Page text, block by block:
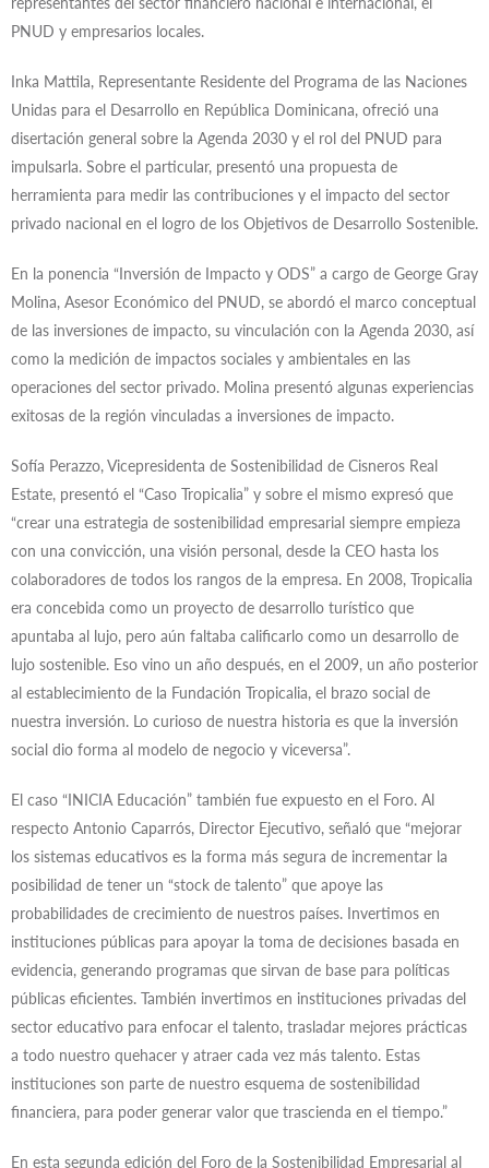
PNUD y empresarios locales.
Inka Mattila, Representante Residente del Programa de las Naciones
Unidas para el Desarrollo en República Dominicana, ofreció una
disertación general sobre la Agenda 2030 y el rol del PNUD para
impulsarla. Sobre el particular, presentó una propuesta de
herramienta para medir las contribuciones y el impacto del sector
privado nacional en el logro de los Objetivos de Desarrollo Sostenible.
En la ponencia “Inversión de Impacto y ODS” a cargo de George Gray
Molina, Asesor Económico del PNUD, se abordó el marco conceptual
de las inversiones de impacto, su vinculación con la Agenda 2030, así
como la medición de impactos sociales y ambientales en las
operaciones del sector privado. Molina presentó algunas experiencias
exitosas de la región vinculadas a inversiones de impacto.
Sofía Perazzo, Vicepresidenta de Sostenibilidad de Cisneros Real
Estate, presentó el “Caso Tropicalia” y sobre el mismo expresó que
“crear una estrategia de sostenibilidad empresarial siempre empieza
con una convicción, una visión personal, desde la CEO hasta los
colaboradores de todos los rangos de la empresa. En 2008, Tropicalia
era concebida como un proyecto de desarrollo turístico que
apuntaba al lujo, pero aún faltaba calificarlo como un desarrollo de
lujo sostenible. Eso vino un año después, en el 2009, un año posterior
al establecimiento de la Fundación Tropicalia, el brazo social de
nuestra inversión. Lo curioso de nuestra historia es que la inversión
social dio forma al modelo de negocio y viceversa”.
El caso “INICIA Educación” también fue expuesto en el Foro. Al
respecto Antonio Caparrós, Director Ejecutivo, señaló que “mejorar
los sistemas educativos es la forma más segura de incrementar la
posibilidad de tener un “stock de talento” que apoye las
probabilidades de crecimiento de nuestros países. Invertimos en
instituciones públicas para apoyar la toma de decisiones basada en
evidencia, generando programas que sirvan de base para políticas
públicas eficientes. También invertimos en instituciones privadas del
sector educativo para enfocar el talento, trasladar mejores prácticas
a todo nuestro quehacer y atraer cada vez más talento. Estas
instituciones son parte de nuestro esquema de sostenibilidad
financiera, para poder generar valor que trascienda en el tiempo.”
En esta segunda edición del Foro de la Sostenibilidad Empresarial al